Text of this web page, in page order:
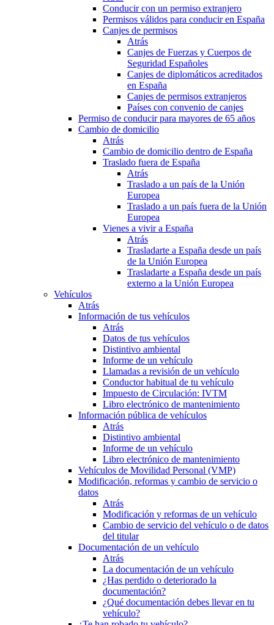
Conducir con un permiso extranjero
Permisos válidos para conducir en España
Canjes de permisos
Atrás
Canjes de Fuerzas y Cuerpos de
Seguridad Españoles
Canjes de diplomáticos acreditados
en España
Canjes de permisos extranjeros
Países con convenio de canjes
Permiso de conducir para mayores de 65 años
Cambio de domicilio
Atrás
Cambio de domicilio dentro de España
Traslado fuera de España
Atrás
Traslado a un país de la Unión
Europea
Traslado a un país fuera de la Unión
Europea
Vienes a vivir a España
Atrás
Trasladarte a España desde un país
de la Unión Europea
Trasladarte a España desde un país
externo a la Unión Europea
Vehículos
Atrás
Información de tus vehículos
Atrás
Datos de tus vehículos
Distintivo ambiental
Informe de un vehículo
Llamadas a revisión de un vehículo
Conductor habitual de tu vehículo
Impuesto de Circulación: IVTM
Libro electrónico de mantenimiento
Información pública de vehículos
Atrás
Distintivo ambiental
Informe de un vehículo
Libro electrónico de mantenimiento
Vehículos de Movilidad Personal (VMP)
Modificación, reformas y cambio de servicio o
datos
Atrás
Modificación y reformas de un vehículo
Cambio de servicio del vehículo o de datos
del titular
Documentación de un vehículo
Atrás
La documentación de un vehículo
¿Has perdido o deteriorado la
documentación?
¿Qué documentación debes llevar en tu
vehículo?